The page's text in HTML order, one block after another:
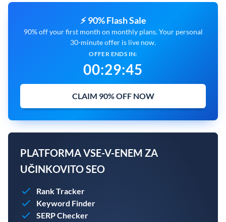
⚡ 90% Flash Sale
90% off your first month on monthly plans. Your personal
30-minute offer is live now.
OFFER ENDS IN:
00:29:44
CLAIM 90% OFF NOW
PLATFORMA VSE-V-ENEM ZA
UČINKOVITO SEO
Rank Tracker
Keyword Finder
SERP Checker